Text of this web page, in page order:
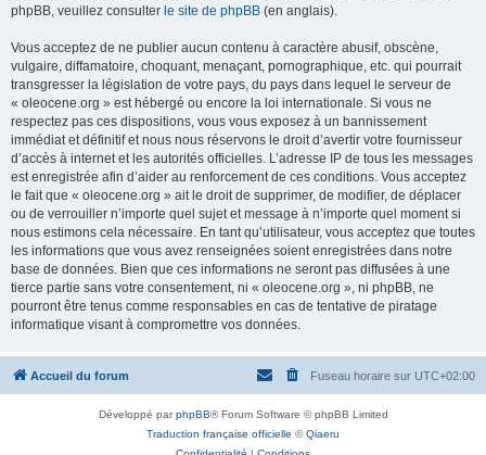
phpBB, veuillez consulter le site de phpBB (en anglais).
Vous acceptez de ne publier aucun contenu à caractère abusif, obscène,
vulgaire, diffamatoire, choquant, menaçant, pornographique, etc. qui pourrait
transgresser la législation de votre pays, du pays dans lequel le serveur de
« oleocene.org » est hébergé ou encore la loi internationale. Si vous ne
respectez pas ces dispositions, vous vous exposez à un bannissement
immédiat et définitif et nous nous réservons le droit d’avertir votre fournisseur
d’accès à internet et les autorités officielles. L’adresse IP de tous les messages
est enregistrée afin d’aider au renforcement de ces conditions. Vous acceptez
le fait que « oleocene.org » ait le droit de supprimer, de modifier, de déplacer
ou de verrouiller n’importe quel sujet et message à n’importe quel moment si
nous estimons cela nécessaire. En tant qu’utilisateur, vous acceptez que toutes
les informations que vous avez renseignées soient enregistrées dans notre
base de données. Bien que ces informations ne seront pas diffusées à une
tierce partie sans votre consentement, ni « oleocene.org », ni phpBB, ne
pourront être tenus comme responsables en cas de tentative de piratage
informatique visant à compromettre vos données.
Accueil du forum Fuseau horaire sur UTC+02:00
Développé parphpBB® Forum Software © phpBB Limited
Traduction française officielle ©Qiaeru